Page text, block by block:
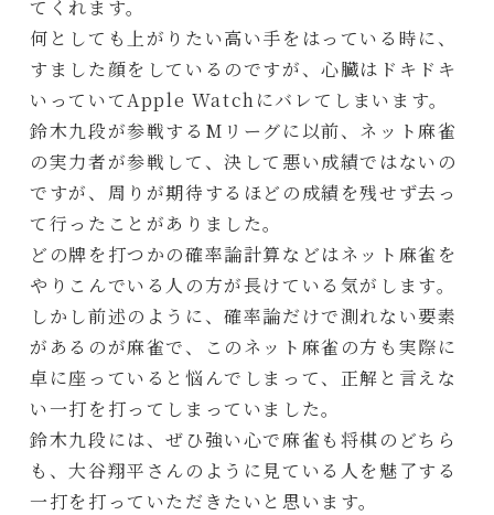
てくれます。
何としても上がりたい高い手をはっている時に、
すました顔をしているのですが、心臓はドキドキ
いっていてApple Watchにバレてしまいます。
鈴木九段が参戦するMリーグに以前、ネット麻雀
の実力者が参戦して、決して悪い成績ではないの
ですが、周りが期待するほどの成績を残せず去っ
て行ったことがありました。
どの牌を打つかの確率論計算などはネット麻雀を
やりこんでいる人の方が長けている気がします。
しかし前述のように、確率論だけで測れない要素
があるのが麻雀で、このネット麻雀の方も実際に
卓に座っていると悩んでしまって、正解と言えな
い一打を打ってしまっていました。
鈴木九段には、ぜひ強い心で麻雀も将棋のどちら
も、大谷翔平さんのように見ている人を魅了する
一打を打っていただきたいと思います。